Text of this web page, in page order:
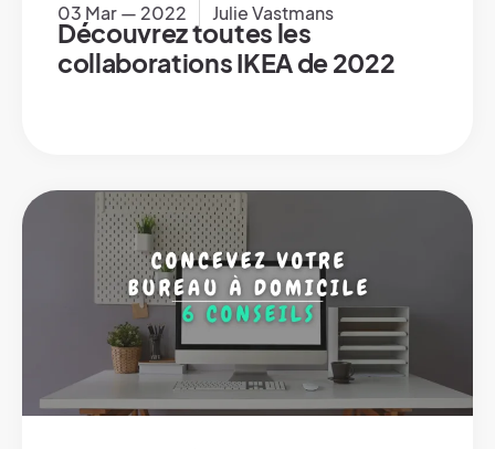
03 Mar — 2022 Julie Vastmans
Découvrez toutes les
collaborations IKEA de 2022